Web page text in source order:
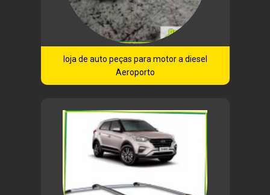
loja de auto peças para motor a diesel
Aeroporto